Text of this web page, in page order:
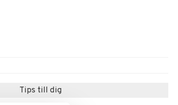
Tips till dig